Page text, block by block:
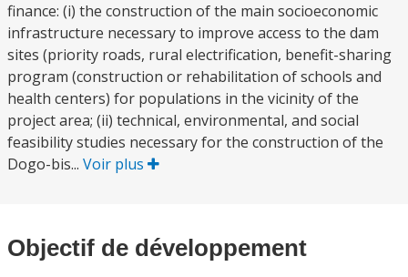
finance: (i) the construction of the main socioeconomic
infrastructure necessary to improve access to the dam
sites (priority roads, rural electrification, benefit-sharing
program (construction or rehabilitation of schools and
health centers) for populations in the vicinity of the
project area; (ii) technical, environmental, and social
feasibility studies necessary for the construction of the
Dogo-bis... Voir plus
Objectif de développement